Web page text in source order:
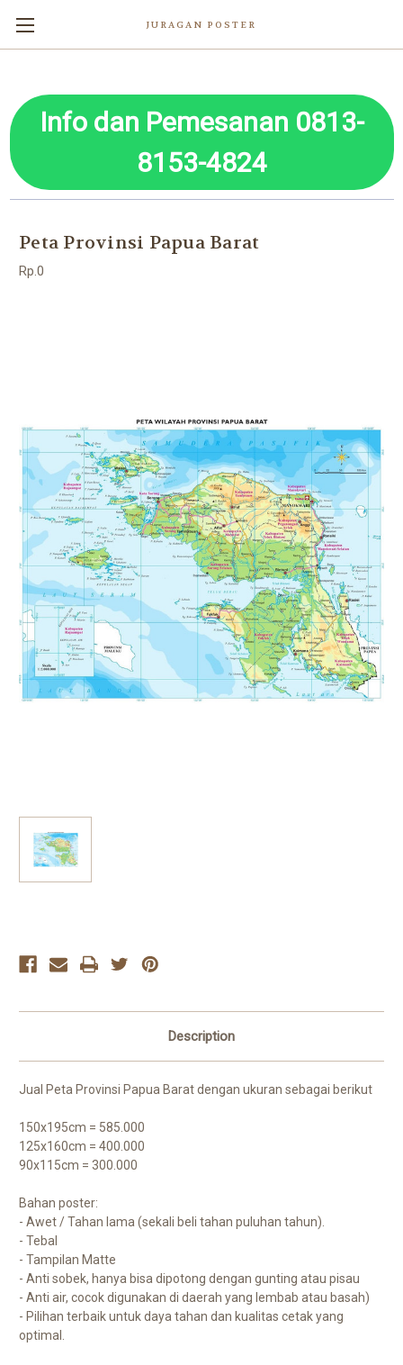
JURAGAN POSTER
Info dan Pemesanan 0813-
8153-4824
Peta Provinsi Papua Barat
Rp.0
Description
Jual Peta Provinsi Papua Barat dengan ukuran sebagai berikut
150x195cm = 585.000
125x160cm = 400.000
90x115cm = 300.000
Bahan poster:
- Awet / Tahan lama (sekali beli tahan puluhan tahun).
- Tebal
- Tampilan Matte
- Anti sobek, hanya bisa dipotong dengan gunting atau pisau
- Anti air, cocok digunakan di daerah yang lembab atau basah)
- Pilihan terbaik untuk daya tahan dan kualitas cetak yang
optimal.